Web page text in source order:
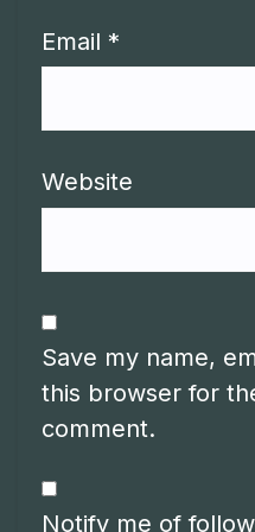
Email *
Website
Save my name,
this browser for
comment.
Notify me of